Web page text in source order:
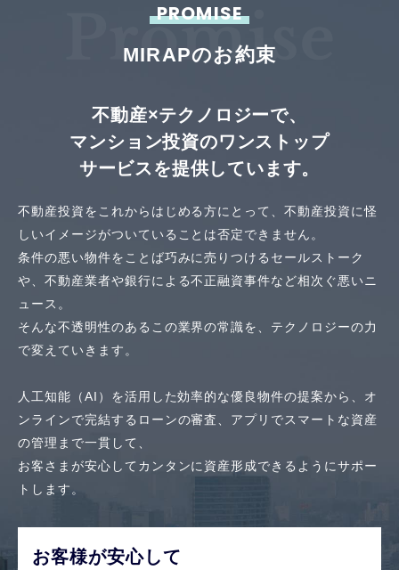
PROMISE
MIRAPのお約束
不動産×テクノロジーで、
マンション投資のワンストップ
サービスを提供しています。
不動産投資をこれからはじめる方にとって、不動産投資に怪
しいイメージがついていることは否定できません。
条件の悪い物件をことば巧みに売りつけるセールストーク
や、 不動産業者や銀行による不正融資事件など相次ぐ悪いニ
ュース。
そんな不透明性のあるこの業界の常識を、テクノロジーの力
で変えていきます。
人工知能（AI）を活用した効率的な優良物件の提案から、 オ
ンラインで完結するローンの審査、アプリでスマートな資産
の管理まで一貫して、
お客さまが安心してカンタンに資産形成できるようにサポー
トします。
お客様が安心して